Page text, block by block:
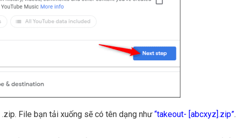
File bạn tải xuống sẽ có tên dạng như “takeout- [abcxyz].zip”.